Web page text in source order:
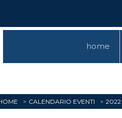
home
CALENDARIO EVENTI 2022